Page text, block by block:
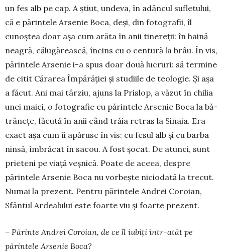
un fes alb pe cap. A știut, undeva, în adân­cul sufletului,
că e părintele Arsenie Boca, deși, din fotografii, îl
cunoștea doar așa cum arăta în anii tinereții: în haină
neagră, călugărească, încins cu o centură la brâu. În vis,
părintele Arsenie i-a spus doar două lucruri: să termine
de citit Cărarea Îm­părăției și studiile de teologie. Și așa
a făcut. Ani mai târziu, ajuns la Prislop, a văzut în chilia
unei maici, o fotografie cu părintele Arsenie Boca la bă­
trânețe, făcută în anii când trăia retras la Sinaia. Era
exact așa cum îi apăruse în vis: cu fesul alb și cu barba
ninsă, îmbrăcat în sacou. A fost șocat. De atunci, sunt
prieteni pe viață veșnică. Poate de aceea, despre
părintele Arsenie Boca nu vorbește niciodată la trecut.
Numai la prezent. Pentru părin­tele Andrei Coroian,
Sfântul Ardealului este foarte viu și foarte prezent.
– Părinte Andrei Coroian, de ce ȋl iubiţi într-atât pe
părintele Arsenie Boca?